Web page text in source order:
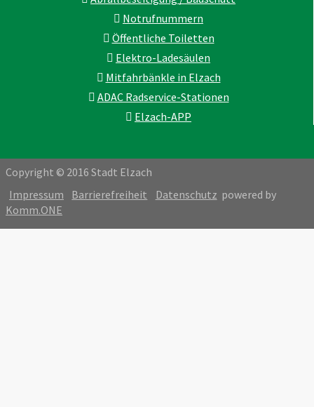
Notrufnummern
Öffentliche Toiletten
Elektro-Ladesäulen
Mitfahrbänkle in Elzach
ADAC Radservice-Stationen
Elzach-APP
Copyright © 2016 Stadt Elzach
Impressum
Barrierefreiheit Datenschutz powered by
Komm.ONE